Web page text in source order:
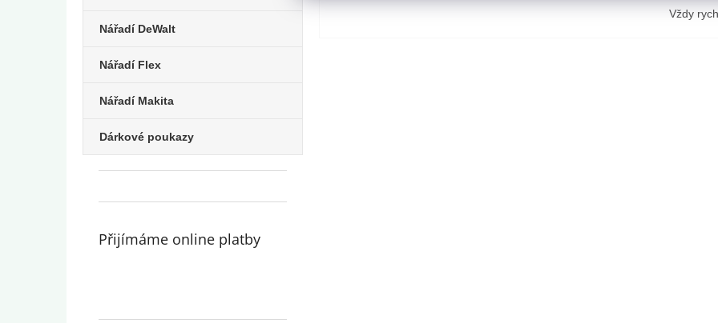
Nářadí DeWalt
Nářadí Flex
Nářadí Makita
Dárkové poukazy
Přijímáme online platby
Vždy